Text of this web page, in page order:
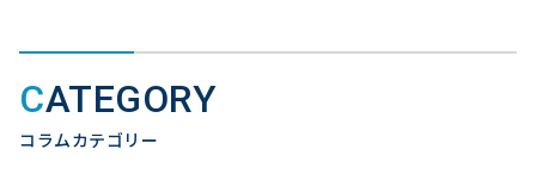
CATEGORY
コラムカテゴリー